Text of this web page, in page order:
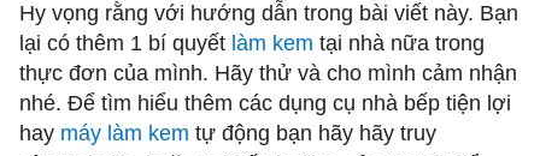
Hy vọng rằng với hướng dẫn trong bài viết này. Bạn
lại có thêm 1 bí quyết làm kem tại nhà nữa trong
thực đơn của mình. Hãy thử và cho mình cảm nhận
nhé. Để tìm hiểu thêm các dụng cụ nhà bếp tiện lợi
hay máy làm kem tự động bạn hãy hãy truy